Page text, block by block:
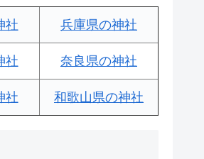
社 兵庫県の神社
社 奈良県の神社
社 和歌山県の神社